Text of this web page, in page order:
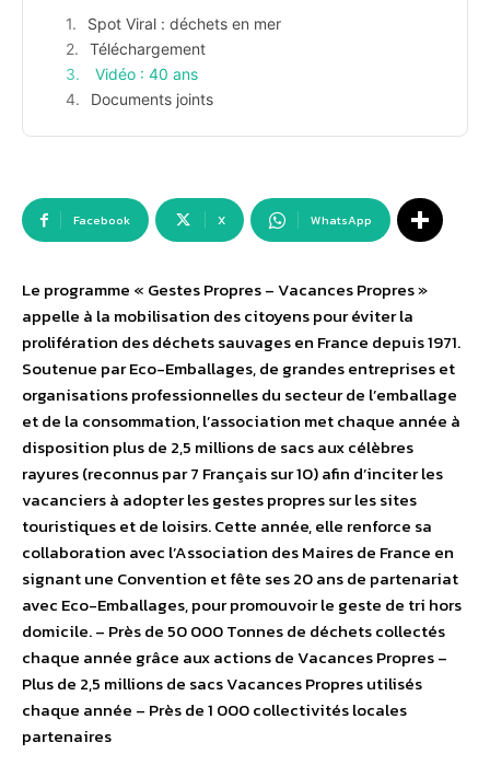
Spot Viral : déchets en mer
Téléchargement
Vidéo : 40 ans
Documents joints
Facebook X WhatsApp
Le programme « Gestes Propres – Vacances Propres »
appelle à la mobilisation des citoyens pour éviter la
prolifération des déchets sauvages en France depuis 1971.
Soutenue par Eco-Emballages, de grandes entreprises et
organisations professionnelles du secteur de l’emballage
et de la consommation, l’association met chaque année à
disposition plus de 2,5 millions de sacs aux célèbres
rayures (reconnus par 7 Français sur 10) afin d’inciter les
vacanciers à adopter les gestes propres sur les sites
touristiques et de loisirs. Cette année, elle renforce sa
collaboration avec l’Association des Maires de France en
signant une Convention et fête ses 20 ans de partenariat
avec Eco-Emballages, pour promouvoir le geste de tri hors
domicile. – Près de 50 000 Tonnes de déchets collectés
chaque année grâce aux actions de Vacances Propres –
Plus de 2,5 millions de sacs Vacances Propres utilisés
chaque année – Près de 1 000 collectivités locales
partenaires